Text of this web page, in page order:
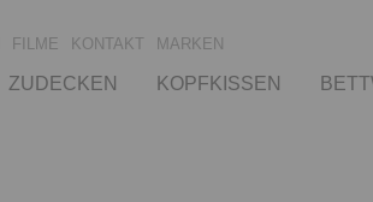
FILME KONTAKT MARKEN
ZUDECKEN KOPFKISSEN